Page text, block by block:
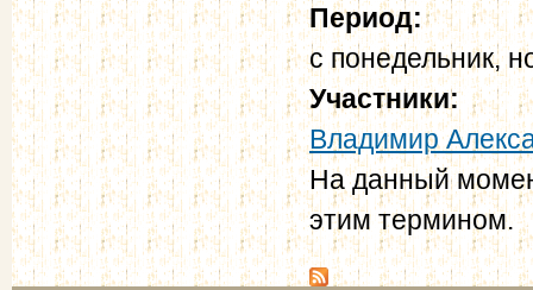
Период:
с понедельник,
Участники:
Владимир
На данный
этим термином.